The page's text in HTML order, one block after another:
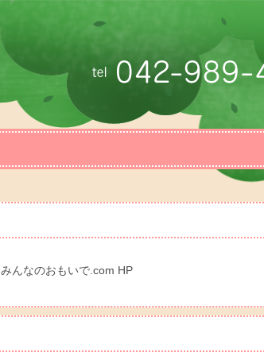
みんなのおもいで.com HP